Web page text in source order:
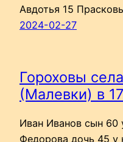
Авдотья 15
2024-02-27
Гороховы
(Малевки) в
Иван Иванов сын 60
Федорова дочь 45 у